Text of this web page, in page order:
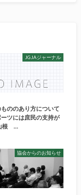
JGJAジャーナル
ののあり方について
ーツには庶民の支持が
根 …
協会からのお知らせ